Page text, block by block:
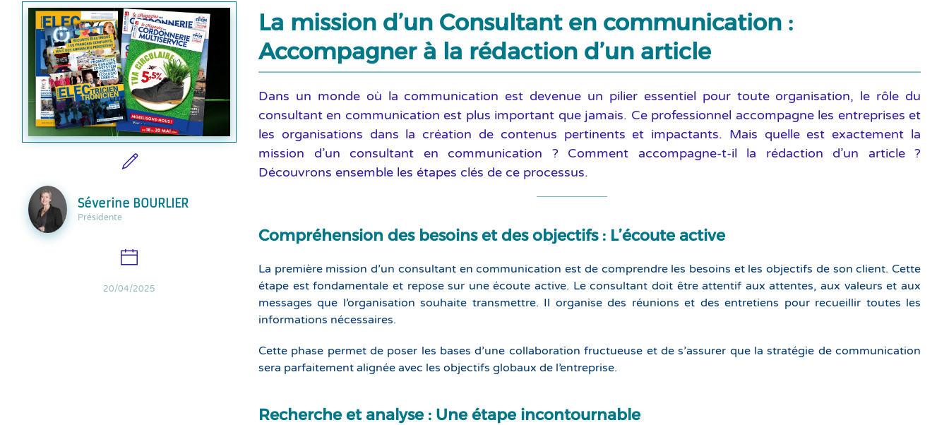
Séverine BOURLIER
Présidente
20/04/2025
La mission d’un Consultant en communication :
Accompagner à la rédaction d’un article
Dans un monde où la communication est devenue un pilier essentiel pour toute organisation, le rôle du
consultant en communication est plus important que jamais. Ce professionnel accompagne les entreprises et
les organisations dans la création de contenus pertinents et impactants. Mais quelle est exactement la
mission d’un consultant en communication ? Comment accompagne-t-il la rédaction d’un article ?
Découvrons ensemble les étapes clés de ce processus.
Compréhension des besoins et des objectifs : L’écoute active
La première mission d’un consultant en communication est de comprendre les besoins et les objectifs de son client. Cette
étape est fondamentale et repose sur une écoute active. Le consultant doit être attentif aux attentes, aux valeurs et aux
messages que l’organisation souhaite transmettre. Il organise des réunions et des entretiens pour recueillir toutes les
informations nécessaires.
Cette phase permet de poser les bases d’une collaboration fructueuse et de s’assurer que la stratégie de communication
sera parfaitement alignée avec les objectifs globaux de l’entreprise.
Recherche et analyse : Une étape incontournable